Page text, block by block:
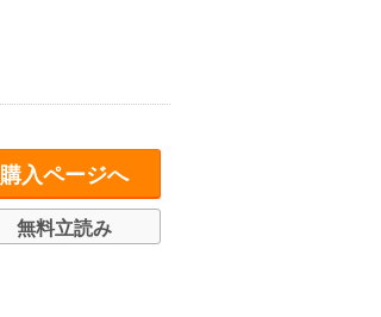
購入ページへ
無料立読み